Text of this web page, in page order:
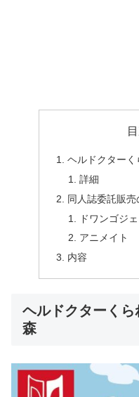
ヘルドクター
詳細
同人誌委託販売
ドワンゴジ
アニメイト
内容
ヘルドクターく
森